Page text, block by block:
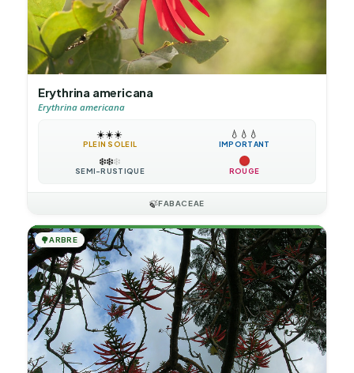
Erythrina americana
Erythrina americana
☀️☀️☀️
PLEIN SOLEIL
💧 💧 💧
IMPORTANT
❄️❄️❄️
SEMI-RUSTIQUE ROUGE
🍃FABACEAE
🌳ARBRE